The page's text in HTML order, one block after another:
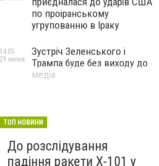
по проіранському
угрупованню в Іраку
Зустріч Зеленського і
Трампа буде без виходу до
медіа
14:05
29 липня
ТОП НОВИНИ
До розслідування
падіння ракети Х-101 у